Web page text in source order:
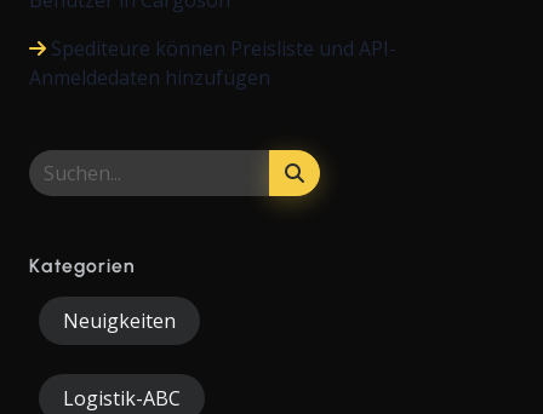
Spediteure können Preisliste und API-
Anmeldedaten hinzufügen
Kategorien
Neuigkeiten
Logistik-ABC